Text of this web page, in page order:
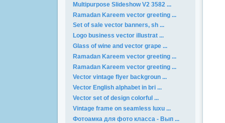
Multipurpose Slideshow V2 3582 ...
Ramadan Kareem vector greeting ...
Set of sale vector banners, sh ...
Logo business vector illustrat ...
Glass of wine and vector grape ...
Ramadan Kareem vector greeting ...
Ramadan Kareem vector greeting ...
Vector vintage flyer backgroun ...
Vector English alphabet in bri ...
Vector set of design colorful ...
Vintage frame on seamless luxu ...
Фотоамка для фото класса - Вып ...